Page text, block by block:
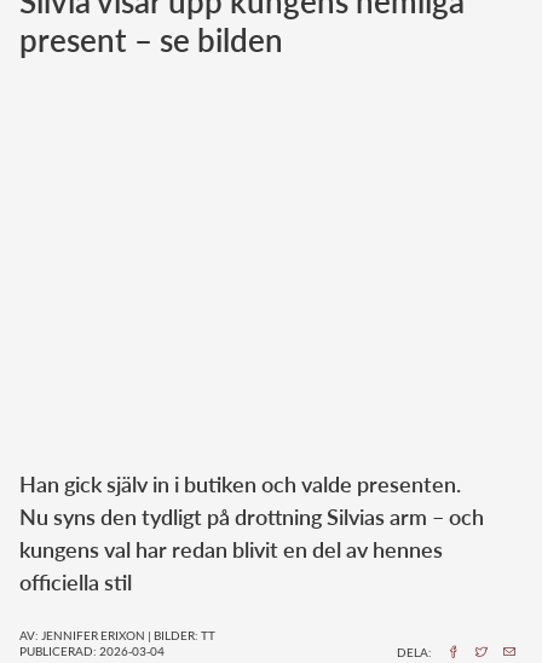
Norska kungahuset
present – se bilden
Han gick själv in i butiken och valde presenten.
Nu syns den tydligt på drottning Silvias arm – och
kungens val har redan blivit en del av hennes
officiella stil
AV: JENNIFER ERIXON | BILDER: TT
PUBLICERAD: 2026-03-04
DELA: